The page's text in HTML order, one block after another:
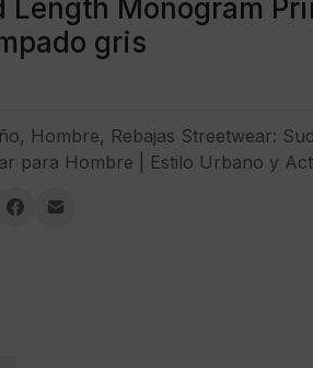
Length Monogram
gris
, Hombre, Rebajas Streetwear:
para Hombre | Estilo Urbano y